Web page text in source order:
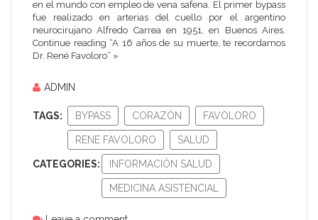
en el mundo con empleo de vena safena. El primer bypass
fue realizado en arterias del cuello por el argentino
neurocirujano Alfredo Carrea en 1951, en Buenos Aires.
Continue reading “A 16 años de su muerte, te recordamos
Dr. René Favoloro” »
ADMIN
TAGS: BYPASS CORAZÓN FAVOLORO
RENE FAVOLORO SALUD
CATEGORIES: INFORMACIÓN SALUD
MEDICINA ASISTENCIAL